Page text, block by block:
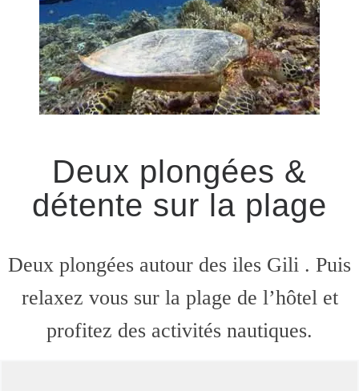
Deux plongées &
détente sur la plage
Deux plongées autour des iles Gili . Puis
relaxez vous sur la plage de l’hôtel et
profitez des activités nautiques.